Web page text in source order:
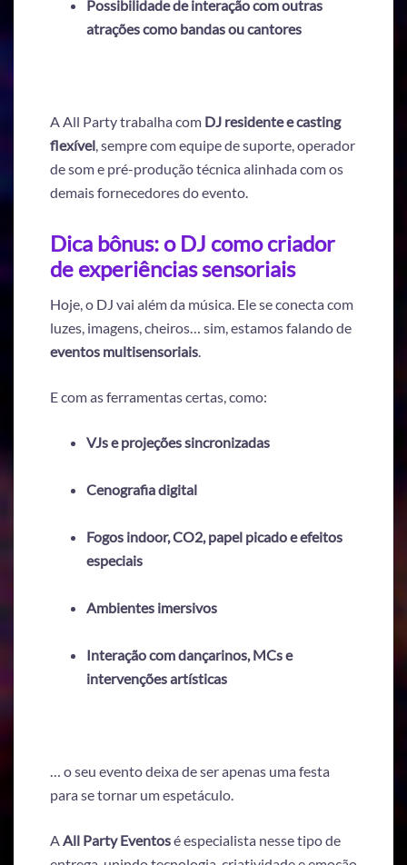
Possibilidade de interação com outras
atrações como bandas ou cantores
A All Party trabalha com DJ residente e casting
flexível, sempre com equipe de suporte, operador
de som e pré-produção técnica alinhada com os
demais fornecedores do evento.
Dica bônus: o DJ como criador
de experiências sensoriais
Hoje, o DJ vai além da música. Ele se conecta com
luzes, imagens, cheiros… sim, estamos falando de
eventos multisensoriais.
E com as ferramentas certas, como:
VJs e projeções sincronizadas
Cenografia digital
Fogos indoor, CO2, papel picado e efeitos
especiais
Ambientes imersivos
Interação com dançarinos, MCs e
intervenções artísticas
… o seu evento deixa de ser apenas uma festa
para se tornar um espetáculo.
AAll Party Eventosé especialista nesse tipo de